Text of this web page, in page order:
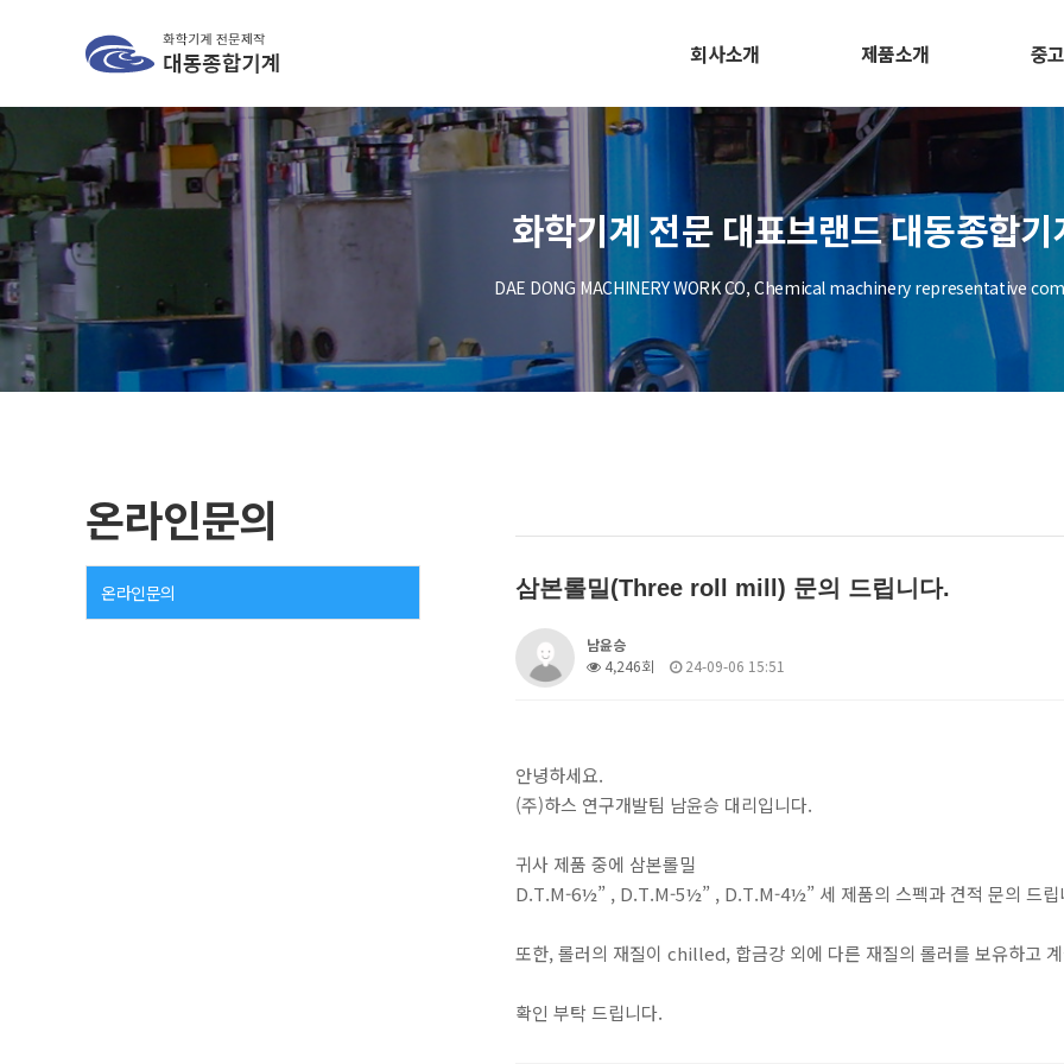
회사소개 제품소개 중
화학기계 전문 대표브랜드 대동종합기
DAE DONG MACHINERY WORK CO, Chemical machinery representative
온라인문의
온라인문의 삼본롤밀(Three roll mill) 문의 드립니다.
남윤승
4,246회
24-09-06 15:51
안녕하세요.
(주)하스 연구개발팀 남윤승 대리입니다.
귀사 제품 중에 삼본롤밀
D.T.M-6½” , D.T.M-5½” , D.T.M-4½” 세 제품의 스펙과 견적 문의 드립
또한, 롤러의 재질이 chilled, 합금강 외에 다른 재질의 롤러를 보유하고
확인 부탁 드립니다.